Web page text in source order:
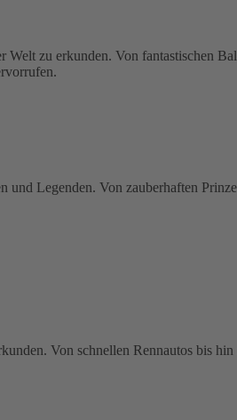
zu erkunden. Von fantastischen
Legenden. Von zauberhaften
Von schnellen Rennautos bis